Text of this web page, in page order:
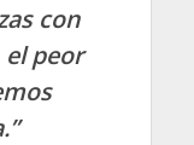
con
peor